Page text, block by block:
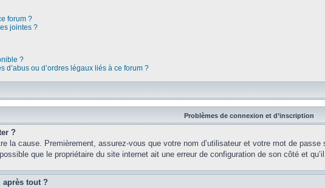
forum ?
jointes ?
?
ou d’ordres légaux liés à ce forum ?
Problèmes de connexion et d’inscription
?
la cause. Premièrement, assurez-vous que votre nom d’utilisateur et votre mot de
que le propriétaire du site internet ait une erreur de configuration de son côté et
après tout ?